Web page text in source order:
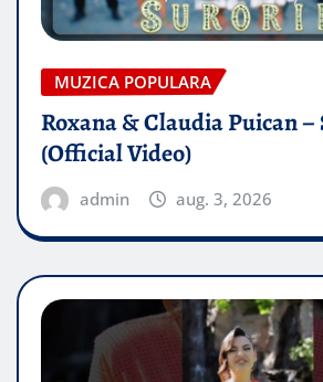
MUZICA POPULARA
Roxana & Claudia Puican
(Official Video)
admin aug. 3, 2026